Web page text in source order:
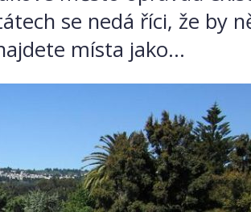
se nedá říci, že by
místa jako...